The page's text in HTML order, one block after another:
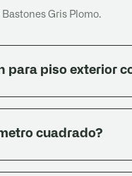
Gris Plomo.
para piso exterior
ensayos con
cuadrado?